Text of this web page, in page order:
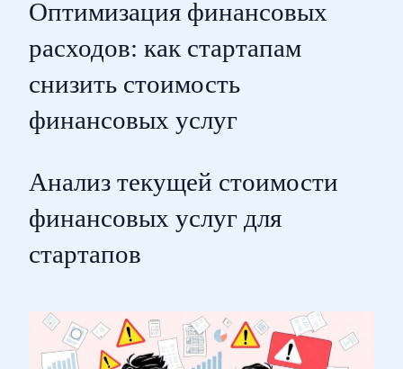
Оптимизация финансовых
расходов: как стартапам
снизить стоимость
финансовых услуг
Анализ текущей стоимости
финансовых услуг для
стартапов